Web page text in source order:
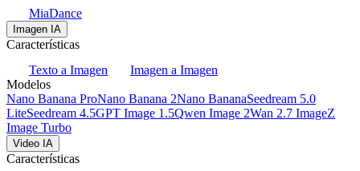
MiaDance
Imagen IA
Características
Texto a Imagen
Imagen a Imagen
Modelos
Nano Banana ProNano Banana 2Nano BananaSeedream 5.0
LiteSeedream 4.5GPT Image 1.5Qwen Image 2Wan 2.7 ImageZ
Image Turbo
Video IA
Características